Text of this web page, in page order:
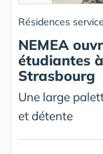
Résidences
NEMEA
étudiantes
Strasbourg
Une large
et détente